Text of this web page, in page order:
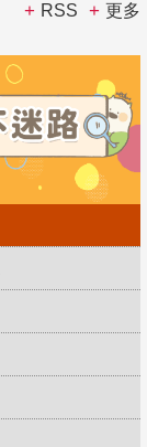
RSS 更多